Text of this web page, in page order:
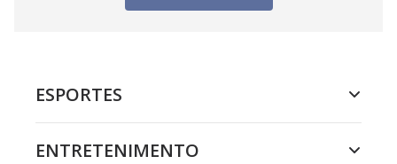
ESPORTES
ENTRETENIMENTO